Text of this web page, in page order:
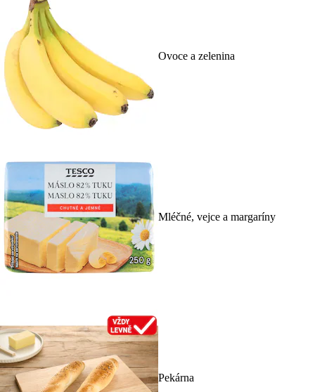
Ovoce a zelenina
Mléčné, vejce a margaríny
Pekárna